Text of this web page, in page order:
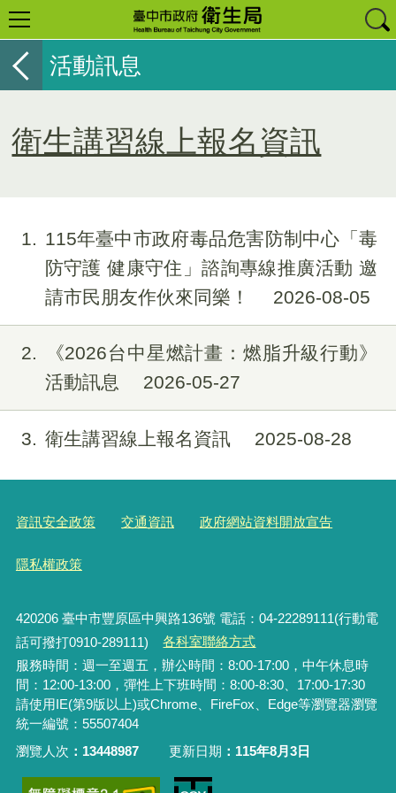
活動訊息
衛生講習線上報名資訊
1
115年臺中市政府毒品危害防制中心「毒
防守護 健康守住」諮詢專線推廣活動 邀
請市民朋友作伙來同樂！
2026-08-05
2
《2026台中星燃計畫：燃脂升級行動》
活動訊息
2026-05-27
3 衛生講習線上報名資訊 2025-08-28
資訊安全政策 交通資訊 政府網站資料開放宣告
隱私權政策
420206臺中市豐原區中興路136號 電話：04-22289111(行動電
話可撥打0910-289111)
各科室聯絡方式
服務時間：週一至週五，辦公時間：8:00-17:00，中午休息時
間：12:00-13:00，彈性上下班時間：8:00-8:30、17:00-17:30
請使用IE(第9版以上)或Chrome、FireFox、Edge等瀏覽器瀏覽
統一編號：55507404
瀏覽人次
13448987 更新日期 115年8月3日